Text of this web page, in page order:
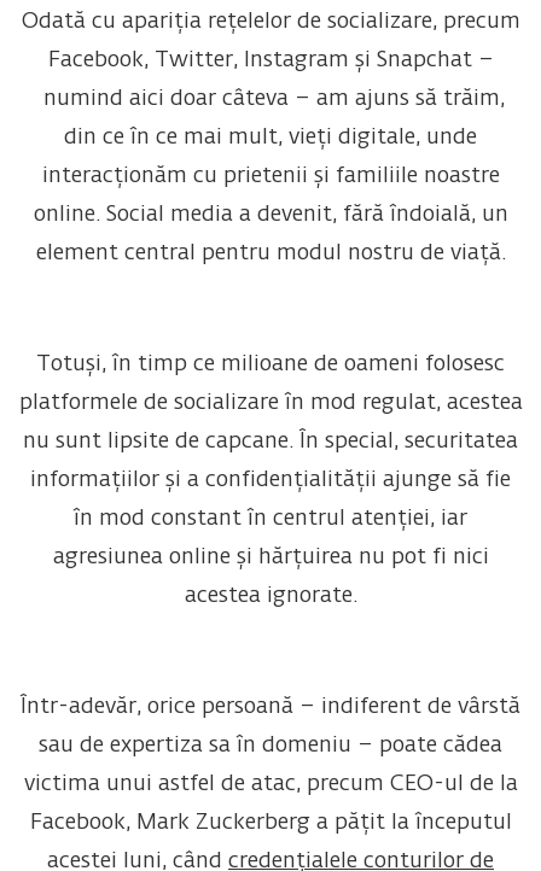
Odată cu apariția rețelelor de socializare, precum
Facebook, Twitter, Instagram și Snapchat –
numind aici doar câteva – am ajuns să trăim,
din ce în ce mai mult, vieți digitale, unde
interacționăm cu prietenii și familiile noastre
online. Social media a devenit, fără îndoială, un
element central pentru modul nostru de viață.
Totuși, în timp ce milioane de oameni folosesc
platformele de socializare în mod regulat, acestea
nu sunt lipsite de capcane. În special, securitatea
informațiilor și a confidențialității ajunge să fie
în mod constant în centrul atenției, iar
agresiunea online și hărțuirea nu pot fi nici
acestea ignorate.
Într-adevăr, orice persoană – indiferent de vârstă
sau de expertiza sa în domeniu – poate cădea
victima unui astfel de atac, precum CEO-ul de la
Facebook, Mark Zuckerberg a pățit la începutul
acestei luni, când credențialele conturilor de